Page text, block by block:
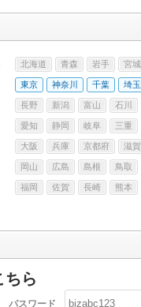
北海道 青森 岩手 宮城
東京 神奈川 千葉 埼玉
長野 新潟 富山 石川
愛知 静岡 岐阜 三重
大阪 兵庫 京都府 滋賀
岡山 広島 島根 鳥取
福岡 佐賀 長崎 熊本
ちら
パスワード